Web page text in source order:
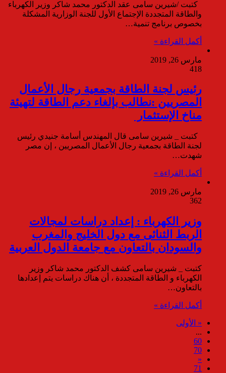
كتبت /شيرين سامى عقد الدكتور محمد شاكر وزير الكهرباء
والطاقة المتجددة الإجتماع الأول للجنة الوزارية المشكلة
بخصوص برنامج تنمية…
أكمل القراءة »
مارس 26, 2019
418
رئيس لجنة الطاقة بجمعية رجال الأعمال
المصريين :نطالب بإلغاء دعم الطاقة لتهيئة
مناخ الإستثمار
كتبت _ شيرين سامى قال المهندس أسامة جنيدي رئيس
لجنة الطاقة بجمعية رجال الأعمال المصريين ، إن مصر
شهدت…
أكمل القراءة »
مارس 26, 2019
362
وزير الكهرباء : إعداد دراسات لمجالات
الربط الثنائى مع دول الخليج والمغرب
والسودان بالتعاون مع جامعة الدول العربية
كتبت _ شيرين سامى كشف الدكتور محمد شاكر وزير
الكهرباء و الطاقة المتجددة ، أن هناك دراسات يتم إعدادها
بالتعاون…
أكمل القراءة »
« الأولى
...
60
70
«
71